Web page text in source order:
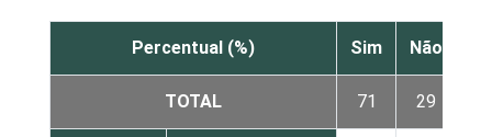
Percentual (%) Sim Não
TOTAL 71 29